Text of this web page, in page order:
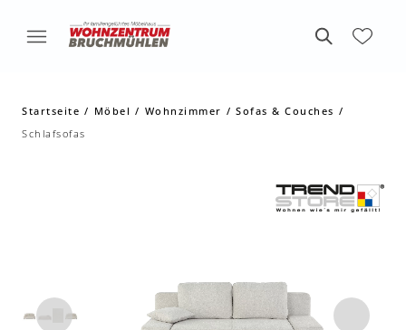
Startseite Möbel Wohnzimmer
Sofas & Couches
Schlafsofas